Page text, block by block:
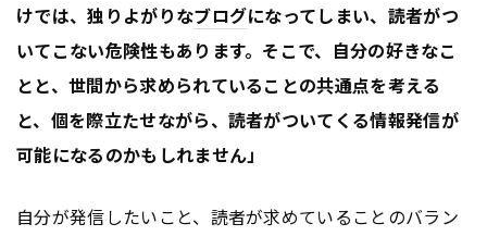
けでは、独りよがりなブログになってしまい、読者がつ
いてこない危険性もあります。そこで、 自分の好きなこ
とと、世間から求められていることの共通点を考える
と、個を際立たせながら、読者がついてくる情報発信が
可能になるのかもしれません」
自分が発信したいこと、読者が求めていることのバラン